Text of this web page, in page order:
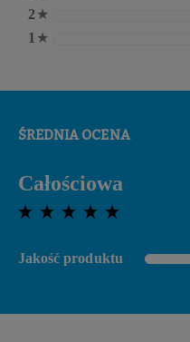
2 ★
1 ★
ŚREDNIA OCENA
Całościowa
0,0 out of 5 stars
Jakość produktu
0,0 out of 5 stars